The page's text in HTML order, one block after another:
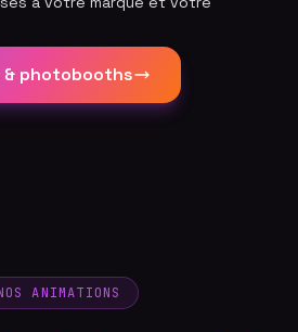
& photobooths
ANIMATIONS